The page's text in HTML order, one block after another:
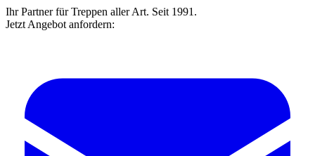
Ihr Partner für Treppen aller Art. Seit 1991.
Jetzt Angebot anfordern: